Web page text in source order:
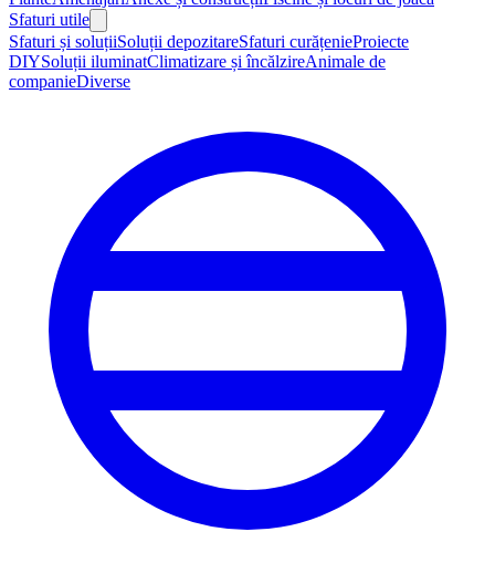
Sfaturi utile
Sfaturi și soluțiiSoluții depozitareSfaturi curățenieProiecte
DIYSoluții iluminatClimatizare și încălzireAnimale de
companieDiverse